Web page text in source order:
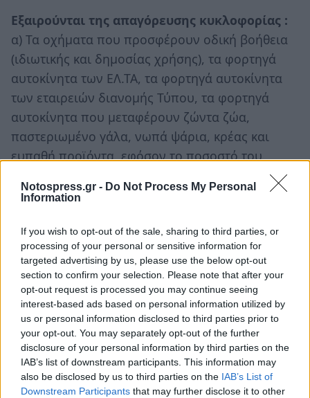
Notospress.gr - Do Not Process My Personal
Information
If you wish to opt-out of the sale, sharing to third parties, or
processing of your personal or sensitive information for
targeted advertising by us, please use the below opt-out
section to confirm your selection. Please note that after your
opt-out request is processed you may continue seeing
interest-based ads based on personal information utilized by
us or personal information disclosed to third parties prior to
your opt-out. You may separately opt-out of the further
disclosure of your personal information by third parties on the
IAB’s list of downstream participants. This information may
also be disclosed by us to third parties on the IAB’s List of
Downstream Participants that may further disclose it to other
Εξαιρούνται της απαγόρευσης κυκλοφορίας :
α) Τα οχήματα που προσφέρουν οδική βοήθεια
(ιδιωτικής και δημοσίας χρήσης), τα φορτηγά
αυτοκίνητα των ΕΛ.ΤΑ, τα φορτηγά αυτοκίνητα
των εταιρειών διανομής Τύπου, τα φορτηγά
αυτοκίνητα που μεταφέρουν ζώντα ζώα,
παστεριωμένο γάλα, νωπά ψάρια, κρέας και
ευπαθή προϊόντα, εφόσον το ποσοστό του
μεταφέρονται είναι τουλάχιστον το 10% του
β) Τα φορτηγά αυτοκίνητα μεταφοράς νερού
(υδροφόρα) όταν αυτά κινούνται για την
αντιμετώπιση δασικών πυρκαγιών.
γ) Τα φορτηγά αυτοκίνητα δημοσίας χρήσεως
(Φ.Δ.Χ.) και Φ.Ι.Χ. ψυγεία που μεταφέρουν νωπά
οπωροκηπευτικά προϊόντα.
δ) Τα φορτηγά που μεταφέρουν υποπροϊόντα
ζωικής προέλευσης για αδρανοποίηση, εφόσον
διαθέτουν σχετική άδεια από τη Διεύθυνση